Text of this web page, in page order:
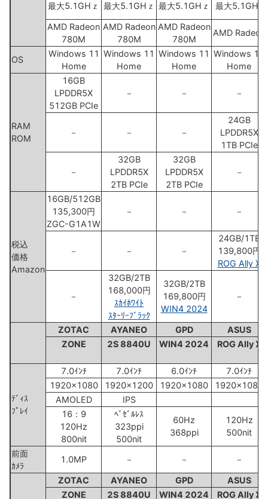
最大5.1GHｚ
最大5.1GHｚ 最大5.1GHｚ
最大5.1GHz
AMD Radeon
780M
AMD Radeon
780M
AMD Radeon
780M
AMD Radeon
OS
Windows 11
Home
Windows 11
Home
Windows 11
Home
Windows 11
Home
RAM
ROM
16GB
LPDDR5X
512GB PCIe
－ － －
－ － －
24GB
LPDDR5X
1TB PCIe
－
32GB
LPDDR5X
2TB PCIe
32GB
LPDDR5X
2TB PCIe
－
税込
価格
Amazon
16GB/512GB
135,300円
ZGC-G1A1W
－ － －
－ － －
24GB/1TB
139,800円
ROG Ally X
－
32GB/2TB
168,000円
ｽｶｲﾎﾜｲﾄ
ｽﾀｰﾘｰﾌﾞﾗｯｸ
32GB/2TB
169,800円
WIN4 2024
－
ZOTAC AYANEO GPD
ASUS
ZONE
2S 8840U WIN4 2024 ROG Ally X
ﾃﾞｨｽ
ﾌﾟﾚｲ
7.0ｲﾝﾁ 7.0ｲﾝﾁ 6.0ｲﾝﾁ
7.0ｲﾝﾁ
1920x1080
1920x1200 1920x1080
1920x1080
AMOLED
IPS
16：9
120Hz
800nit
ﾍﾞｾﾞﾙﾚｽ
323ppi
500nit
60Hz
368ppi
120Hz
500nit
前面
ｶﾒﾗ
1.0MP － － －
ZOTAC AYANEO GPD
ASUS
ZONE
2S 8840U WIN4 2024 ROG Ally X